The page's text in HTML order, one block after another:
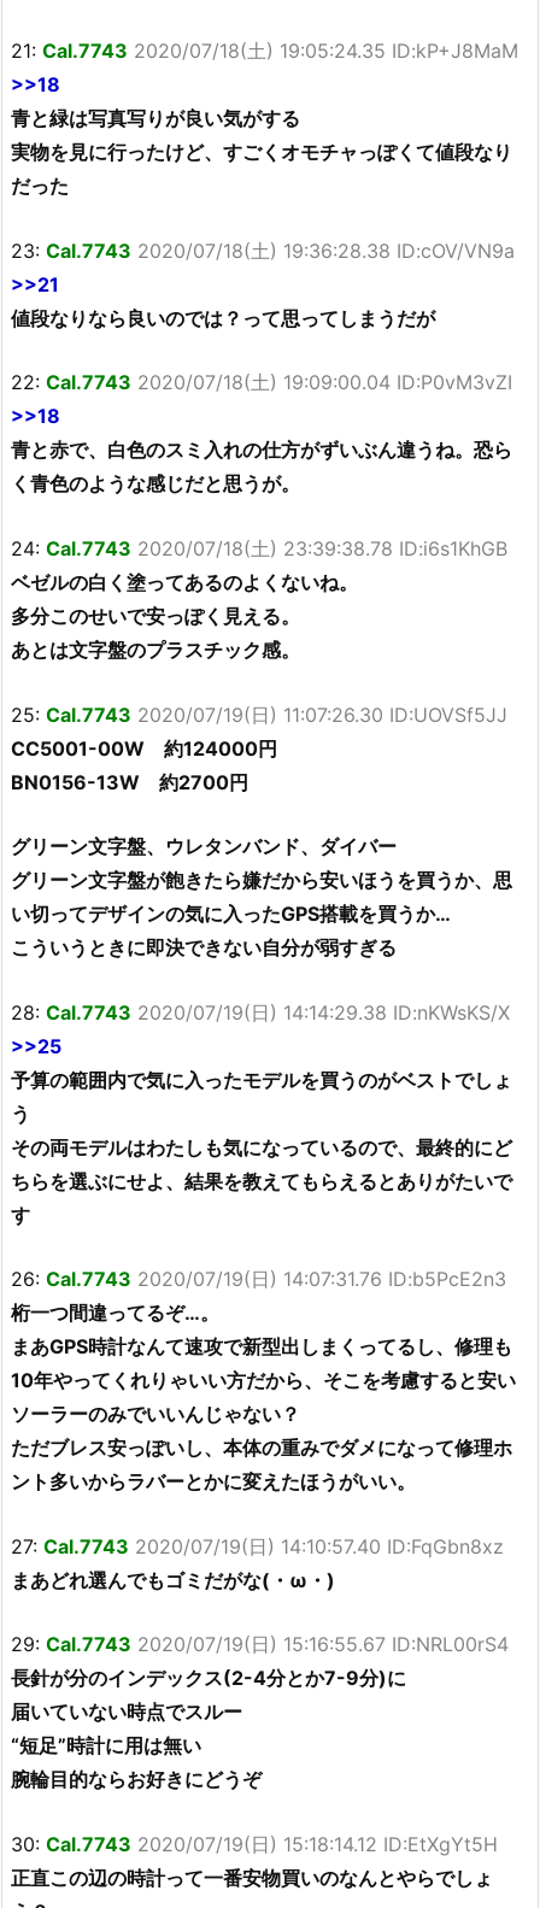
21: Cal.7743 2020/07/18(土) 19:05:24.35 ID:kP+J8MaM
>>18
青と緑は写真写りが良い気がする
実物を見に行ったけど、すごくオモチャっぽくて値段なり
だった
23: Cal.7743 2020/07/18(土) 19:36:28.38 ID:cOV/VN9a
>>21
値段なりなら良いのでは？って思ってしまうだが
22: Cal.7743 2020/07/18(土) 19:09:00.04 ID:P0vM3vZI
>>18
青と赤で、白色のスミ入れの仕方がずいぶん違うね。恐ら
く青色のような感じだと思うが。
24: Cal.7743 2020/07/18(土) 23:39:38.78 ID:i6s1KhGB
ベゼルの白く塗ってあるのよくないね。
多分このせいで安っぽく見える。
あとは文字盤のプラスチック感。
25: Cal.7743 2020/07/19(日) 11:07:26.30 ID:UOVSf5JJ
CC5001-00W 約124000円
BN0156-13W 約2700円
グリーン文字盤、ウレタンバンド、ダイバー
グリーン文字盤が飽きたら嫌だから安いほうを買うか、思
い切ってデザインの気に入ったGPS搭載を買うか…
こういうときに即決できない自分が弱すぎる
28: Cal.7743 2020/07/19(日) 14:14:29.38 ID:nKWsKS/X
>>25
予算の範囲内で気に入ったモデルを買うのがベストでしょ
う
その両モデルはわたしも気になっているので、最終的にど
ちらを選ぶにせよ、結果を教えてもらえるとありがたいで
す
26: Cal.7743 2020/07/19(日) 14:07:31.76 ID:b5PcE2n3
桁一つ間違ってるぞ…。
まあGPS時計なんて速攻で新型出しまくってるし、修理も
10年やってくれりゃいい方だから、そこを考慮すると安い
ソーラーのみでいいんじゃない？
ただブレス安っぽいし、本体の重みでダメになって修理ホ
ント多いからラバーとかに変えたほうがいい。
27: Cal.7743 2020/07/19(日) 14:10:57.40 ID:FqGbn8xz
まあどれ選んでもゴミだがな(・ω・)
29: Cal.7743 2020/07/19(日) 15:16:55.67 ID:NRL00rS4
長針が分のインデックス(2-4分とか7-9分)に
届いていない時点でスルー
“短足”時計に用は無い
腕輪目的ならお好きにどうぞ
30: Cal.7743 2020/07/19(日) 15:18:14.12 ID:EtXgYt5H
正直この辺の時計って一番安物買いのなんとやらでしょ